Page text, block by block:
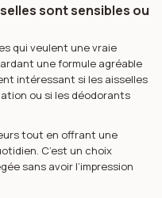
sont sensibles ou
qui veulent une vraie
une formule agréable
intéressant si les aisselles
ou si les déodorants
tout en offrant une
C’est un choix
sans avoir l’impression